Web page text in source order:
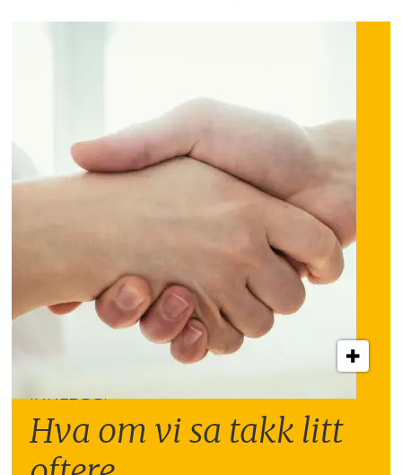
INNLEGG:
Hva om vi sa takk litt